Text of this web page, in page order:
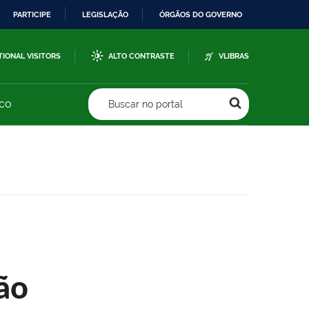
PARTICIPE LEGISLAÇÃO ÓRGÃOS DO GOVERNO
VISITORS ALTO CONTRASTE VLIBRAS
Buscar no portal